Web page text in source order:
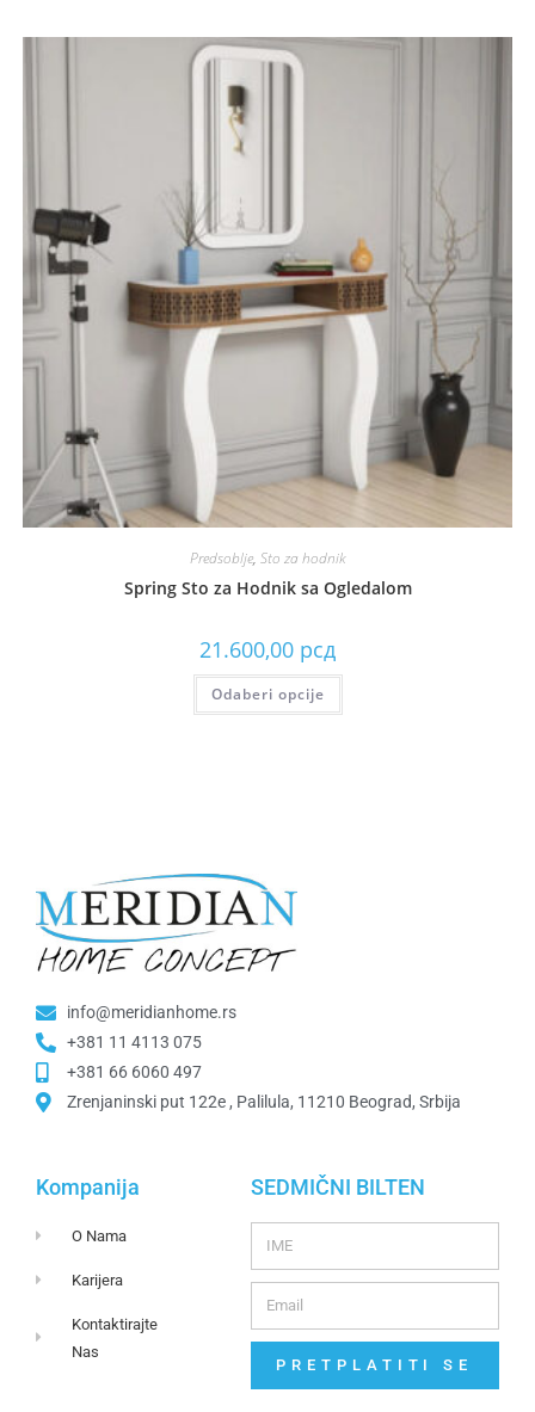
Predsoblje, Sto za hodnik
Spring Sto za Hodnik sa Ogledalom
21.600,00 рсд
Odaberi opcije
info@meridianhome.rs
+381 11 4113 075
+381 66 6060 497
Zrenjaninski put 122e , Palilula, 11210 Beograd, Srbija
Kompanija
O Nama
Karijera
Kontaktirajte
Nas
SEDMIČNI BILTEN
PRETPLATITI SE